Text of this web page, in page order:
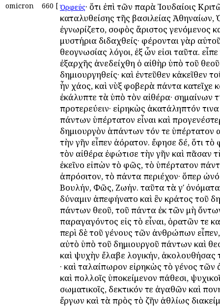
omicron 660 [ Ὀρφεύς· ὅτι ἐπὶ τῶν παρὰ Ἰουδαίοις
καταλυθείσης τῆς βασιλείας Ἀθηναίων,
ἐγνωρίζετο, σοφὸς ἄριστος γενόμενος
μυστήρια διδαχθείς· φέρονται γὰρ
θεογνωσίας λόγοι, ἐξ ὧν εἰσι ταῦτα.
ἐξαρχῆς ἀνεδείχθη ὁ αἰθὴρ ὑπὸ τοῦ θεοῦ
δημιουργηθείς· καὶ ἐντεῦθεν κἀκεῖθεν
ἦν χάος, καὶ νὺξ φοβερὰ πάντα κατεῖχε
ἐκάλυπτε τὰ ὑπὸ τὸν αἰθέρα· σημαίνων
προτερεύειν· εἰρηκὼς ἀκατάληπτόν τινα
πάντων ὑπέρτατον εἶναι καὶ
δημιουργὸν ἁπάντων τόν τε ὑπέρτατον
τὴν γῆν εἶπεν ἀόρατον. ἔφησε δέ, ὅτι
τὸν αἰθέρα ἐφώτισε τὴν γῆν καὶ πᾶσαν
ἐκεῖνο εἰπὼν τὸ φῶς, τὸ ὑπέρτατον
ἀπρόσιτον, τὸ πάντα περιέχον· ὅπερ
Βουλήν, Φῶς, Ζωήν. ταῦτα τὰ γʹ
δύναμιν ἀπεφήνατο καὶ ἓν κράτος τοῦ
πάντων θεοῦ, τοῦ πάντα ἐκ τῶν μὴ
παραγαγόντος εἰς τὸ εἶναι, ὁρατῶν τε
περὶ δὲ τοῦ γένους τῶν ἀνθρώπων εἶπεν,
αὐτὸ ὑπὸ τοῦ δημιουργοῦ πάντων καὶ
καὶ ψυχὴν ἔλαβε λογικήν, ἀκολουθήσας
· καὶ ταλαίπωρον εἰρηκὼς τὸ γένος
καὶ πολλοῖς ὑποκείμενον πάθεσι,
σωματικοῖς, δεκτικόν τε ἀγαθῶν καὶ
ἔργων καὶ τὰ πρὸς τὸ ζῆν ἀθλίως